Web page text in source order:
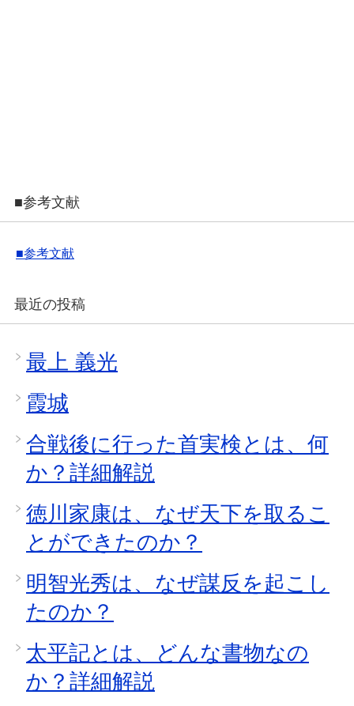
■参考文献
■参考文献
最近の投稿
最上 義光
霞城
合戦後に行った首実検とは、何
か？詳細解説
徳川家康は、なぜ天下を取るこ
とができたのか？
明智光秀は、なぜ謀反を起こし
たのか？
太平記とは、どんな書物なの
か？詳細解説